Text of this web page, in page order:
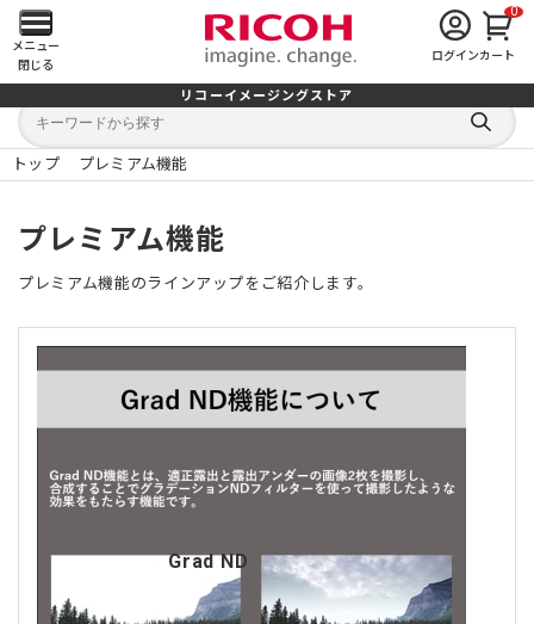
メ
イ
ン
メ
ニ
ュ
ー
を
開
く
メニュー
閉じる
ログイン
0
カート
リコーイメージングストア
キ
ワ
ー
キ
検
索
る
トップ プレミアム機能
プレミアム機能
プレミアム機能のラインアップをご紹介します。
Grad ND